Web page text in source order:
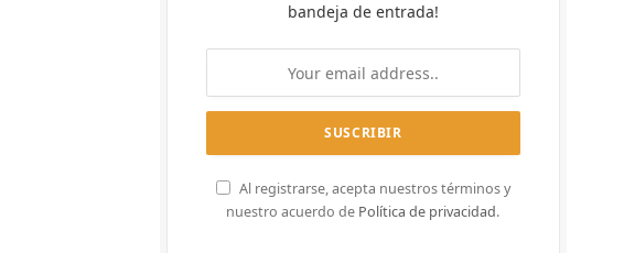
bandeja de entrada!
Al registrarse, acepta nuestros términos y
nuestro acuerdo de Política de privacidad.